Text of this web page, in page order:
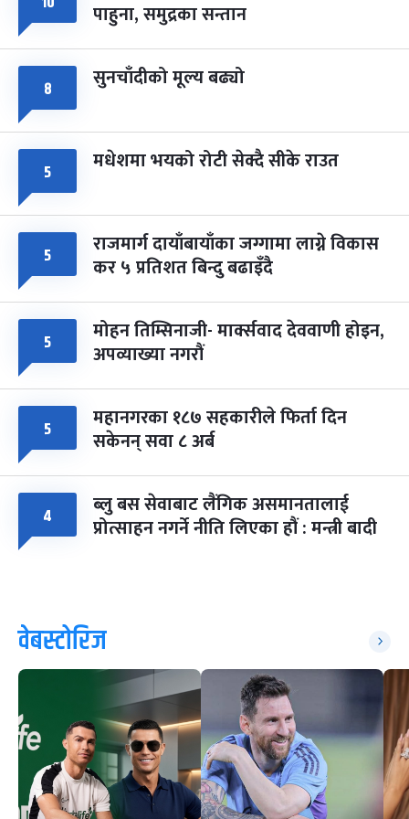
सोम चैत्र ८, २०८३- Mar 22, 2027
पाहुना, समुद्रका सन्तान
८ सुनचाँदीको मूल्य बढ्यो
५ मधेशमा भयको रोटी सेक्दै सीके राउत
५ राजमार्ग दायाँबायाँका जग्गामा लाग्ने विकास
कर ५ प्रतिशत बिन्दु बढाइँदै
५ मोहन तिम्सिनाजी- मार्क्सवाद देववाणी होइन,
अपव्याख्या नगरौं
५ महानगरका १८७ सहकारीले फिर्ता दिन
सकेनन् सवा ८ अर्ब
४ ब्लु बस सेवाबाट लैंगिक असमानतालाई
प्रोत्साहन नगर्ने नीति लिएका हौं : मन्त्री बादी
वेबस्टोरिज